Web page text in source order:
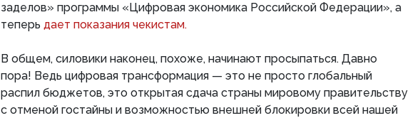
заделов» программы «Цифровая экономика Российской Федерации», а
теперь дает показания чекистам.
В общем, силовики наконец, похоже, начинают просыпаться. Давно
пора! Ведь цифровая трансформация — это не просто глобальный
распил бюджетов, это открытая сдача страны мировому правительству
с отменой гостайны и возможностью внешней блокировки всей нашей